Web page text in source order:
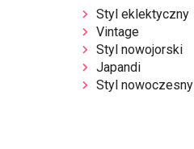
Styl eklektyczny
Vintage
Styl nowojorski
Japandi
Styl nowoczesny